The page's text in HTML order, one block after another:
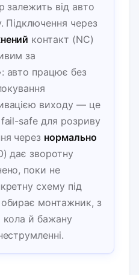
залежить від авто
Підключення через
контакт (NC)
за
авто працює без
виходу — це
safe для розриву
через нормально
дає зворотну
поки не
схему під
монтажник, з
кола й бажану